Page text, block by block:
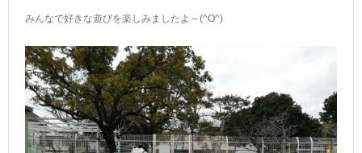
みんなで好きな遊びを楽しみましたよ～(^O^)